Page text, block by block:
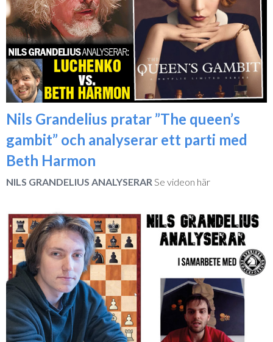
Nils Grandelius pratar ”The queen’s
gambit” och analyserar ett parti med
Beth Harmon
NILS GRANDELIUS ANALYSERAR Se videon här